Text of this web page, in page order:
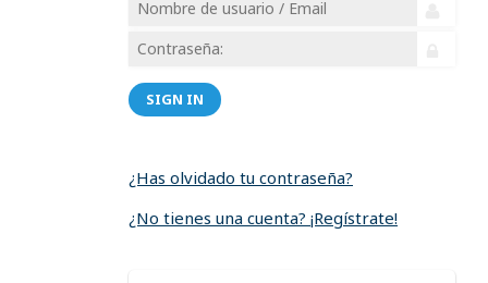
SIGN IN
¿Has olvidado tu contraseña?
¿No tienes una cuenta? ¡Regístrate!